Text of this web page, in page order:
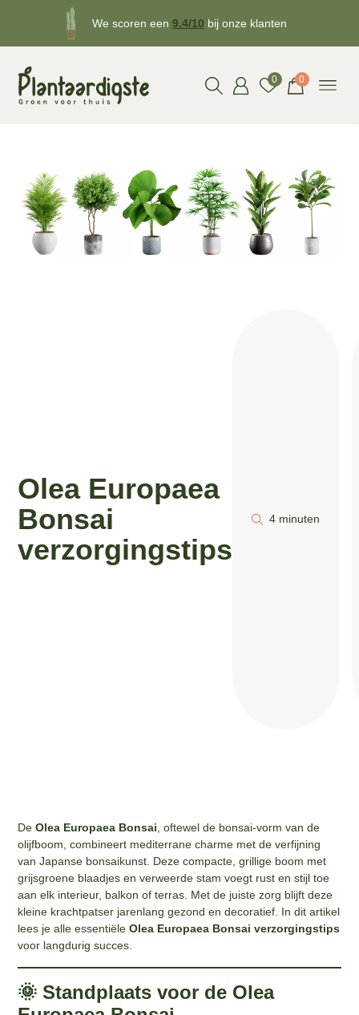
We scoren een 9.4/10 bij onze klanten
0 0
Olea Europaea
Bonsai
verzorgingstips
4 minuten
DeOlea Europaea Bonsai , oftewel de bonsai-vorm van de
olijfboom, combineert mediterrane charme met de verfijning
van Japanse bonsaikunst. Deze compacte, grillige boom met
grijsgroene blaadjes en verweerde stam voegt rust en stijl toe
aan elk interieur, balkon of terras. Met de juiste zorg blijft deze
kleine krachtpatser jarenlang gezond en decoratief. In dit artikel
lees je alle essentiëleOlea Europaea Bonsai verzorgingstips
voor langdurig succes.
🌞 Standplaats voor de Olea